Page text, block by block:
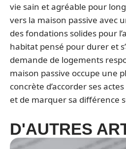
vie sain et agréable pour
vers la maison passive avec
des fondations solides pour
habitat pensé pour durer et
demande de logements
maison passive occupe une
concrète d’accorder ses
et de marquer sa différence
D'AUTRES